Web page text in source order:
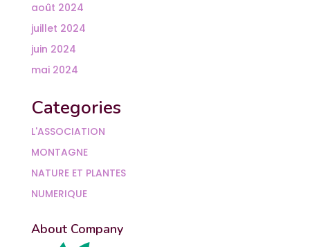
août 2024
juillet 2024
juin 2024
mai 2024
Categories
L'ASSOCIATION
MONTAGNE
NATURE ET PLANTES
NUMERIQUE
About Company